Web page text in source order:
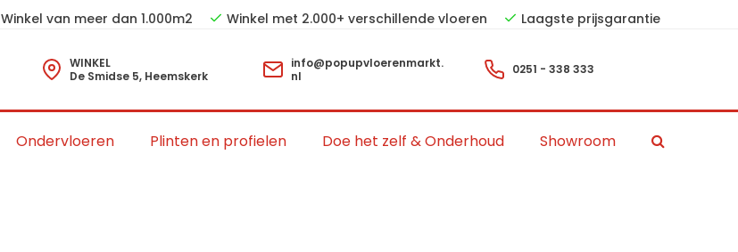
Winkel van meer dan 1.000m2 Winkel met 2.000+ verschillende vloeren Laagste prijsgarantie
WINKEL
De Smidse 5, Heemskerk
info@popupvloerenmarkt.
nl
0251 - 338 333
Ondervloeren Plinten en profielen Doe het zelf & Onderhoud Showroom